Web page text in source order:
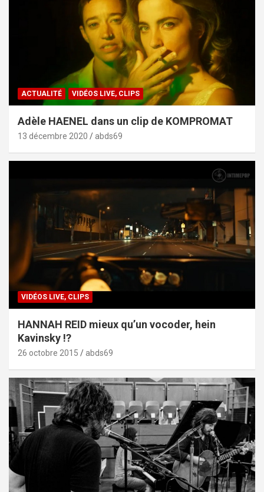
ACTUALITÉ VIDÉOS LIVE, CLIPS
Adèle HAENEL dans un clip de KOMPROMAT
13 décembre 2020 abds69
VIDÉOS LIVE, CLIPS
HANNAH REID mieux qu’un vocoder, hein
Kavinsky !?
26 octobre 2015 abds69